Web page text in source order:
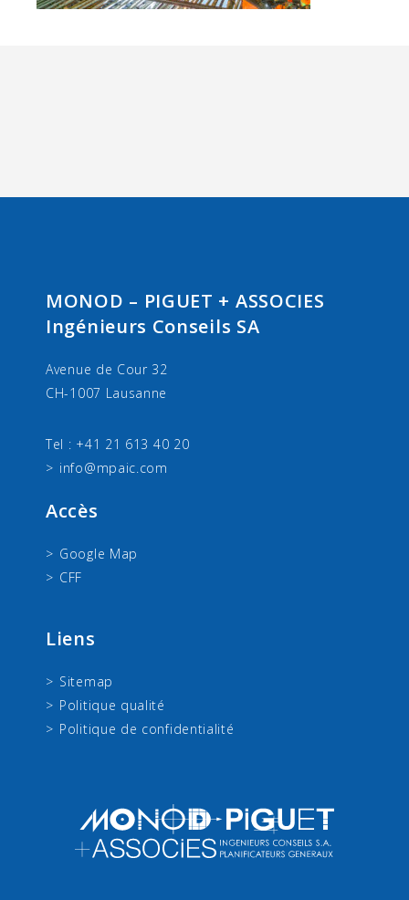
MONOD – PIGUET + ASSOCIES
Ingénieurs Conseils SA
Avenue de Cour 32
CH-1007 Lausanne
Tel : +41 21 613 40 20
info@mpaic.com
Accès
Google Map
CFF
Liens
Sitemap
Politique qualité
Politique de confidentialité